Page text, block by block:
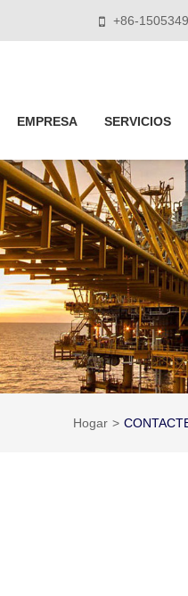
+86-
EMPRESA SERVICIOS
Hogar